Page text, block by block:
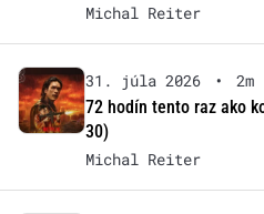
Michal Reiter
31. júla 2026 •
2m
72 hodín tento raz ako
30)
Michal Reiter